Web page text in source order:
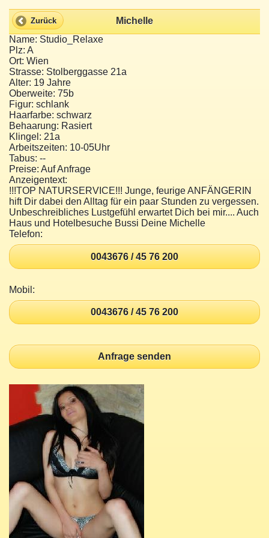
Zurück
Michelle
Name: Studio_Relaxe
Plz: A
Ort: Wien
Strasse: Stolberggasse 21a
Alter: 19 Jahre
Oberweite: 75b
Figur: schlank
Haarfarbe: schwarz
Behaarung: Rasiert
Klingel: 21a
Arbeitszeiten: 10-05Uhr
Tabus: --
Preise: Auf Anfrage
Anzeigentext:
!!!TOP NATURSERVICE!!! Junge, feurige ANFÄNGERIN
hift Dir dabei den Alltag für ein paar Stunden zu vergessen.
Unbeschreibliches Lustgefühl erwartet Dich bei mir.... Auch
Haus und Hotelbesuche Bussi Deine Michelle
Telefon:
0043676 / 45 76 200
Mobil:
0043676 / 45 76 200
Anfrage senden